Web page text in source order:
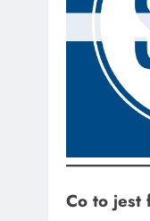
Co to jest